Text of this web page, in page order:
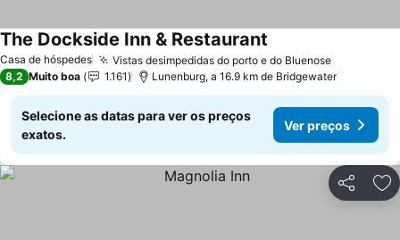
Casa de hóspedes Vistas desimpedidas do porto e do Bluenose
The Dockside Inn & Restaurant
8,2 Muito boa 1.161 Lunenburg, a 16.9 km de Bridgewater
Selecione as datas para ver os preços
exatos.
Ver preços
Partilhar